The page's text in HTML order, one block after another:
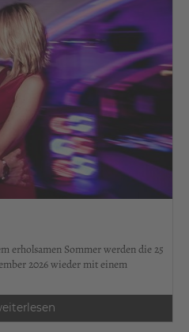
erholsamen Sommer werden die 25
2026 wieder mit einem